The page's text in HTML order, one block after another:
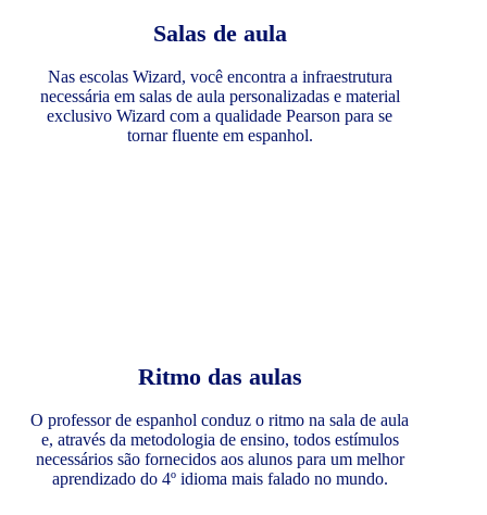
Salas de aula
Nas escolas Wizard, você encontra a infraestrutura
necessária em salas de aula personalizadas e material
exclusivo Wizard com a qualidade Pearson para se
tornar fluente em espanhol.
Ritmo das aulas
O professor de espanhol conduz o ritmo na sala de aula
e, através da metodologia de ensino, todos estímulos
necessários são fornecidos aos alunos para um melhor
aprendizado do 4º idioma mais falado no mundo.